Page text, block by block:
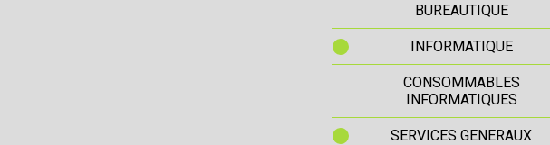
BUREAUTIQUE
INFORMATIQUE
CONSOMMABLES
INFORMATIQUES
SERVICES GENERAUX